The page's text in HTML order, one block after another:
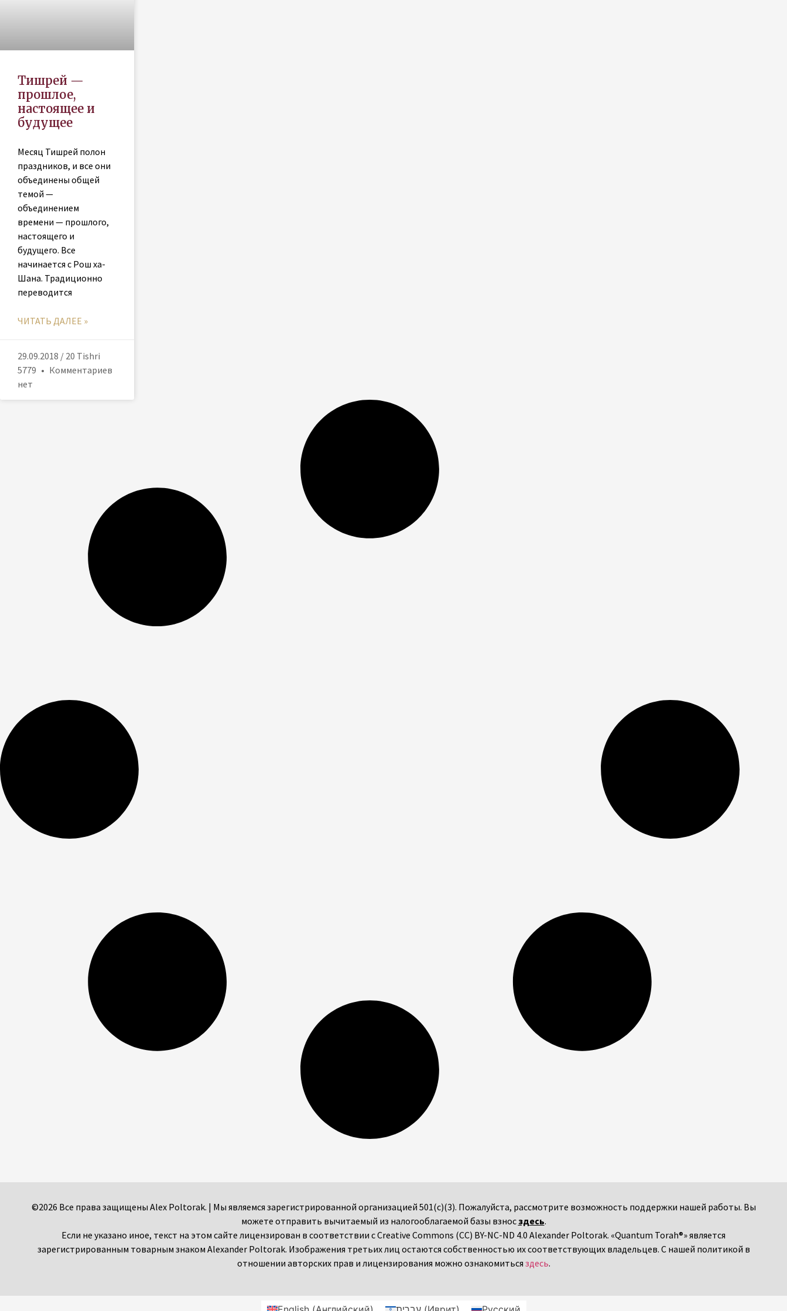
Тишрей —
прошлое,
настоящее и
будущее
Месяц Тишрей полон
праздников, и все они
объединены общей
темой —
объединением
времени — прошлого,
настоящего и
будущего. Все
начинается с Рош ха-
Шана. Традиционно
переводится
ЧИТАТЬ ДАЛЕЕ »
29.09.2018 / 20 Tishri
5779
Комментариев
нет
©2026 Все права защищены Alex Poltorak. | Мы являемся зарегистрированной организацией 501(c)(3). Пожалуйста, рассмотрите возможность поддержки нашей работы. Вы
можете отправить вычитаемый из налогооблагаемой базы взнос здесь.
Если не указано иное, текст на этом сайте лицензирован в соответствии с Creative Commons (CC) BY-NC-ND 4.0 Alexander Poltorak. «Quantum Torah®» является
зарегистрированным товарным знаком Alexander Poltorak. Изображения третьих лиц остаются собственностью их соответствующих владельцев. С нашей политикой в
отношении авторских прав и лицензирования можно ознакомиться здесь.